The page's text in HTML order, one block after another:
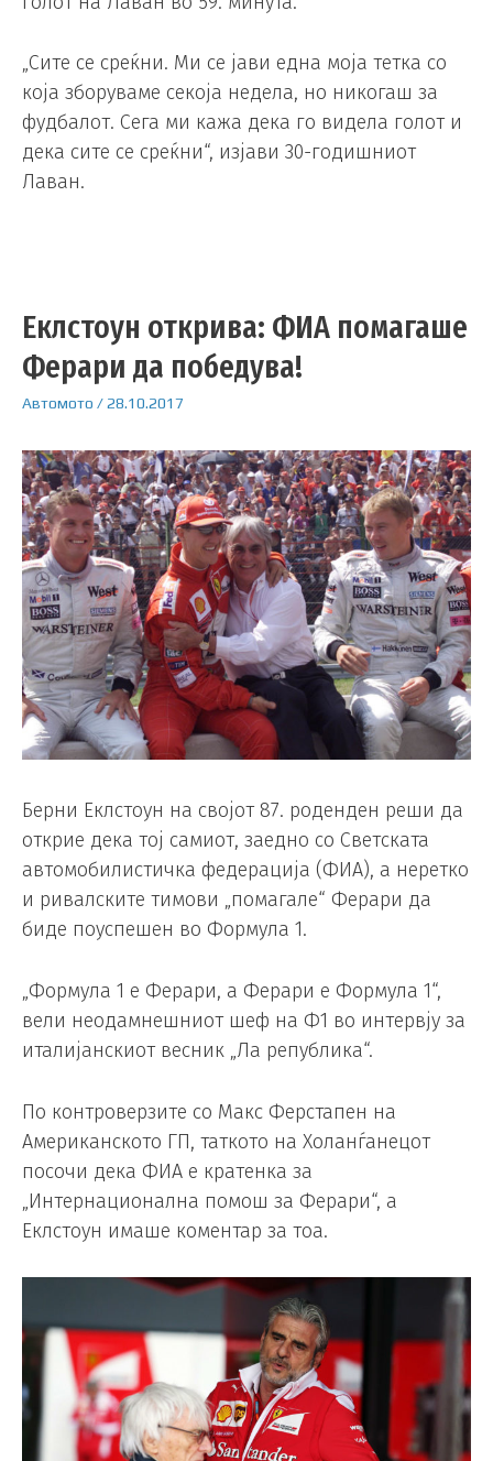
„Сите се среќни. Ми се јави една моја тетка со
која зборуваме секоја недела, но никогаш за
фудбалот. Сега ми кажа дека го видела голот и
дека сите се среќни“, изјави 30-годишниот
Лаван.
Еклстоун открива: ФИА помагаше
Ферари да победува!
Автомото /28.10.2017
Берни Еклстоун на својот 87. роденден реши да
открие дека тој самиот, заедно со Светската
автомобилистичка федерација (ФИА), а неретко
и ривалските тимови „помагале“ Ферари да
биде поуспешен во Формула 1.
„Формула 1 е Ферари, а Ферари е Формула 1“,
вели неодамнешниот шеф на Ф1 во интервју за
италијанскиот весник „Ла република“.
По контроверзите со Макс Ферстапен на
Американското ГП, таткото на Холанѓанецот
посочи дека ФИА е кратенка за
„Интернационална помош за Ферари“, а
Еклстоун имаше коментар за тоа.